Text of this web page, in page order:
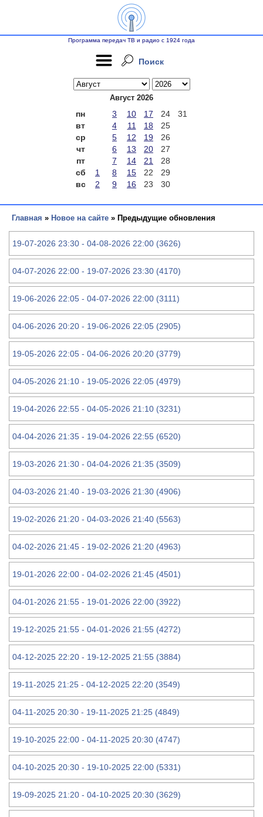
Программа передач ТВ и радио с 1924 года
Поиск
Август 2026
пн 3 10 17 24
31
вт
4 11 18
25
ср
5 12 19
26
чт
6 13 20
27
пт
7 14 21
28
сб
1 8 15 22
29
вс
2 9 16 23 30
Главная » Новое на сайте » Предыдущие обновления
19-07-2026 23:30 - 04-08-2026 22:00 (3626)
04-07-2026 22:00 - 19-07-2026 23:30 (4170)
19-06-2026 22:05 - 04-07-2026 22:00 (3111)
04-06-2026 20:20 - 19-06-2026 22:05 (2905)
19-05-2026 22:05 - 04-06-2026 20:20 (3779)
04-05-2026 21:10 - 19-05-2026 22:05 (4979)
19-04-2026 22:55 - 04-05-2026 21:10 (3231)
04-04-2026 21:35 - 19-04-2026 22:55 (6520)
19-03-2026 21:30 - 04-04-2026 21:35 (3509)
04-03-2026 21:40 - 19-03-2026 21:30 (4906)
19-02-2026 21:20 - 04-03-2026 21:40 (5563)
04-02-2026 21:45 - 19-02-2026 21:20 (4963)
19-01-2026 22:00 - 04-02-2026 21:45 (4501)
04-01-2026 21:55 - 19-01-2026 22:00 (3922)
19-12-2025 21:55 - 04-01-2026 21:55 (4272)
04-12-2025 22:20 - 19-12-2025 21:55 (3884)
19-11-2025 21:25 - 04-12-2025 22:20 (3549)
04-11-2025 20:30 - 19-11-2025 21:25 (4849)
19-10-2025 22:00 - 04-11-2025 20:30 (4747)
04-10-2025 20:30 - 19-10-2025 22:00 (5331)
19-09-2025 21:20 - 04-10-2025 20:30 (3629)